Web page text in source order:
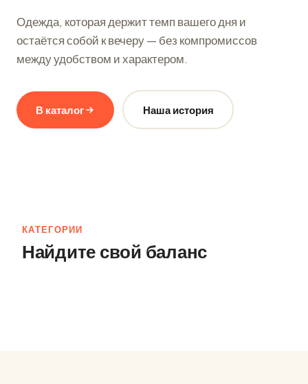
Одежда, которая держит темп вашего дня и
остаётся собой к вечеру — без компромиссов
между удобством и характером.
В каталог Наша история
КАТЕГОРИИ
Найдите свой баланс
Женщинам